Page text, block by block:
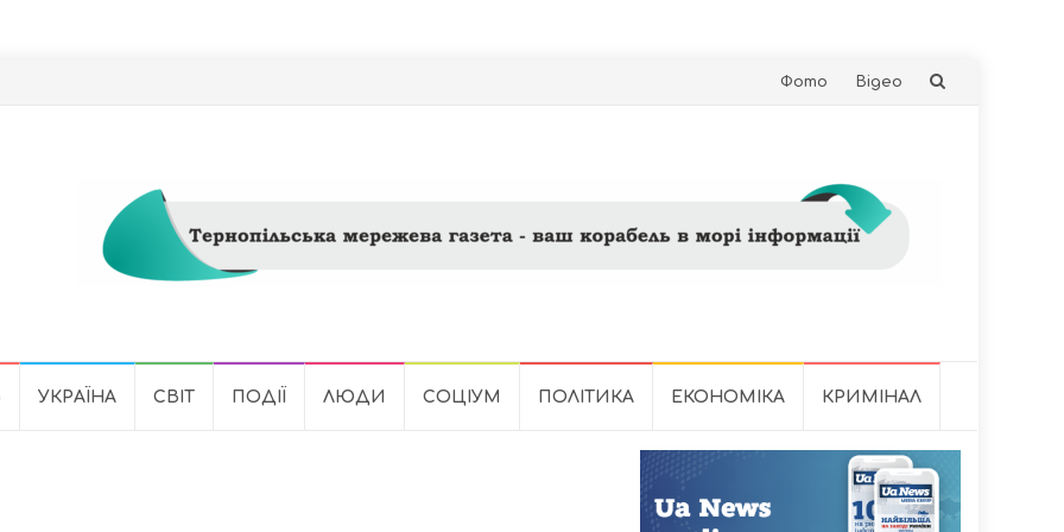
Skip
Фото Відео
УКРАЇНА СВІТ ПОДІЇ ЛЮДИ СОЦІУМ ПОЛІТИКА ЕКОНОМІКА КРИМІНАЛ